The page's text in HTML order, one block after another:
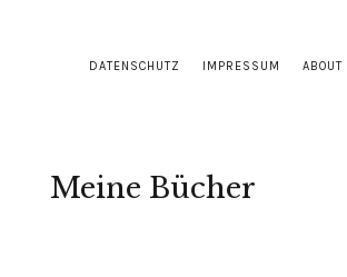
DATENSCHUTZ IMPRESSUM ABOUT
Meine Bücher